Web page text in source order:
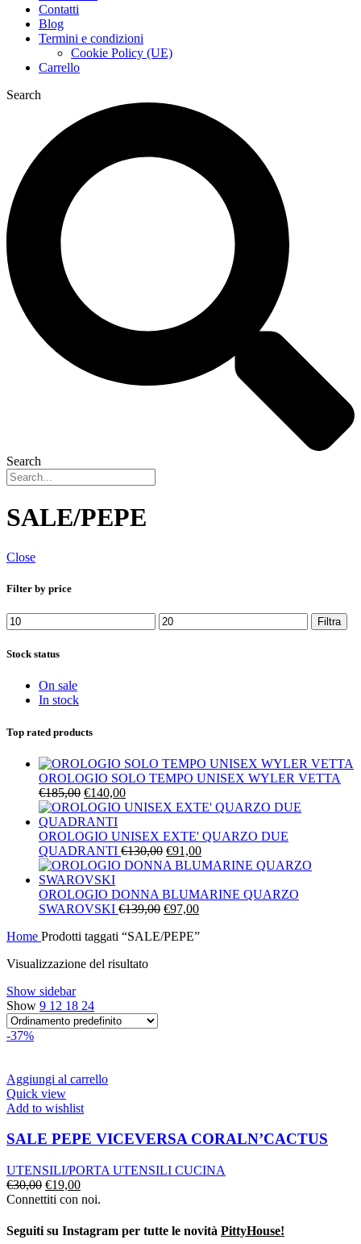
Contatti
Blog
Termini e condizioni
Cookie Policy (UE)
Carrello
Search
Search
SALE/PEPE
Close
Filter by price
Prezzo
Min
Prezzo
Max
Filtra
Stock status
On sale
In stock
Top rated products
OROLOGIO SOLO TEMPO UNISEX WYLER VETTA
€185,00 Il
prezzo
originale
era:
€185,00.
€140,00Il
prezzo
è:
€140,00.
OROLOGIO UNISEX EXTE' QUARZO DUE
QUADRANTI €130,00 Il
prezzo
era:
€130,00.
€91,00Il
prezzo
è:
OROLOGIO DONNA BLUMARINE QUARZO
SWAROVSKI €139,00 Il
originale
€97,00Il
attuale
Home Prodotti taggati “SALE/PEPE”
Visualizzazione del risultato
Show sidebar
Show 9 12 18 24
-37%
Aggiungi al carrello
Quick view
Add to wishlist
SALE PEPE VICEVERSA CORALN’CACTUS
UTENSILI/PORTA UTENSILI CUCINA
€30,00 Il
prezzo
era:
€19,00Il
prezzo
è:
Connettiti con noi.
Seguiti su Instagram per tutte le novità PittyHouse!